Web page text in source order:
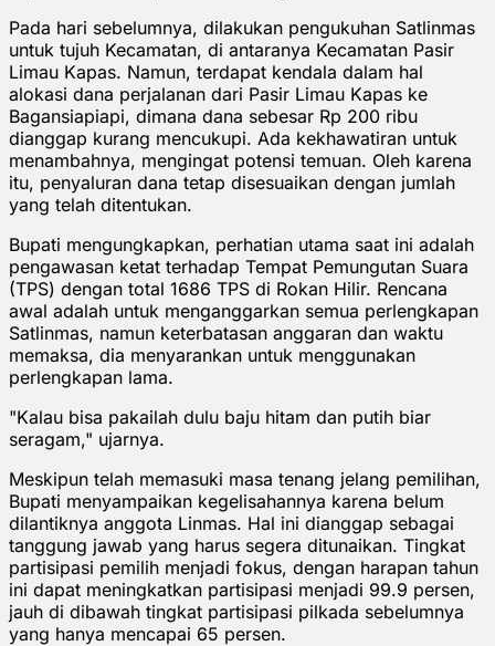
Pada hari sebelumnya, dilakukan pengukuhan Satlinmas
untuk tujuh Kecamatan, di antaranya Kecamatan Pasir
Limau Kapas. Namun, terdapat kendala dalam hal
alokasi dana perjalanan dari Pasir Limau Kapas ke
Bagansiapiapi, dimana dana sebesar Rp 200 ribu
dianggap kurang mencukupi. Ada kekhawatiran untuk
menambahnya, mengingat potensi temuan. Oleh karena
itu, penyaluran dana tetap disesuaikan dengan jumlah
yang telah ditentukan.
Bupati mengungkapkan, perhatian utama saat ini adalah
pengawasan ketat terhadap Tempat Pemungutan Suara
(TPS) dengan total 1686 TPS di Rokan Hilir. Rencana
awal adalah untuk menganggarkan semua perlengkapan
Satlinmas, namun keterbatasan anggaran dan waktu
memaksa, dia menyarankan untuk menggunakan
perlengkapan lama.
"Kalau bisa pakailah dulu baju hitam dan putih biar
seragam," ujarnya.
Meskipun telah memasuki masa tenang jelang pemilihan,
Bupati menyampaikan kegelisahannya karena belum
dilantiknya anggota Linmas. Hal ini dianggap sebagai
tanggung jawab yang harus segera ditunaikan. Tingkat
partisipasi pemilih menjadi fokus, dengan harapan tahun
ini dapat meningkatkan partisipasi menjadi 99.9 persen,
jauh di dibawah tingkat partisipasi pilkada sebelumnya
yang hanya mencapai 65 persen.